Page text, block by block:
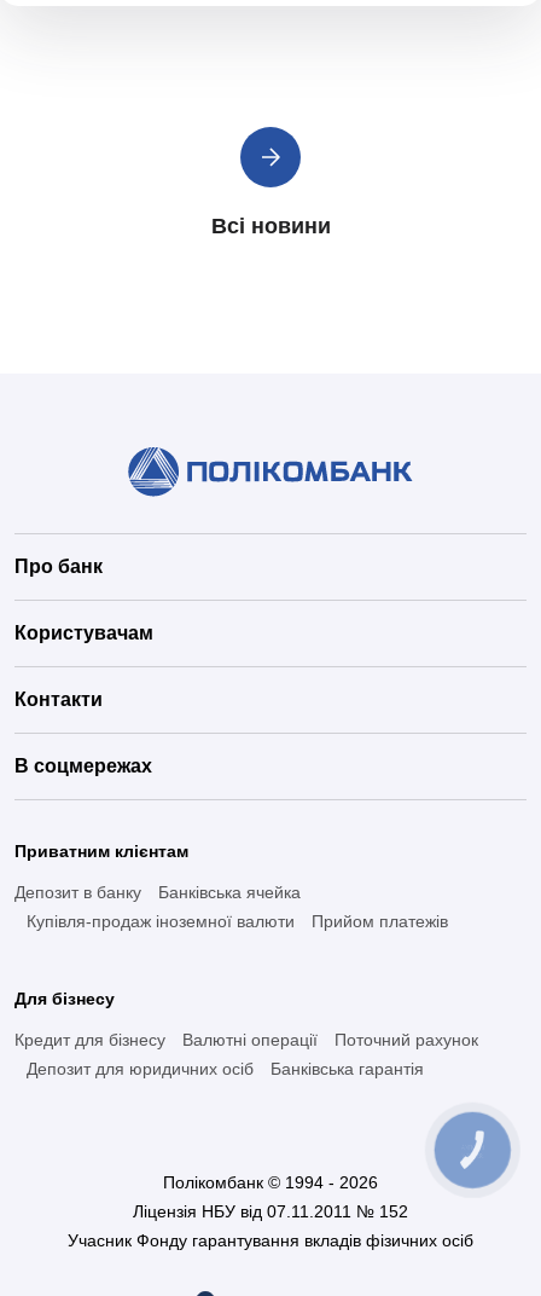
Всі новини
Полікомбанк © 1994 - 2026
Ліцензія НБУ від 07.11.2011 № 152
Учасник Фонду гарантування вкладів фізичних осіб
Про банк
Користувачам
Контакти
В соцмережах
Приватним клієнтам
Депозит в банку
Банківська ячейка
Купівля-продаж іноземної валюти
Прийом платежів
Для бізнесу
Кредит для бізнесу Валютні операції
Поточний рахунок
Депозит для юридичних осіб
Банківська гарантія
КНОПКА
ЗВ'ЯЗКУ